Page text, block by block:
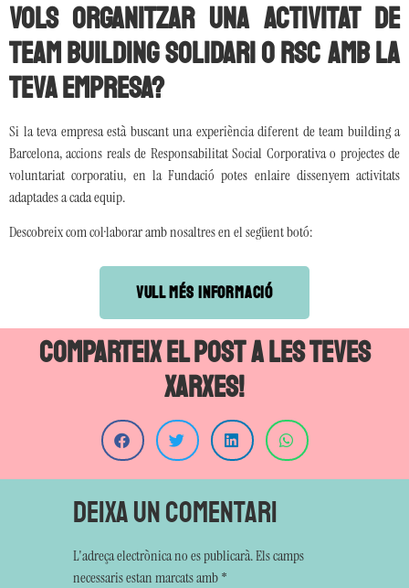
Vols organitzar una activitat de
team building solidari o RSC amb la
teva empresa?
Si la teva empresa està buscant una experiència diferent de team building a
Barcelona, accions reals de Responsabilitat Social Corporativa o projectes de
voluntariat corporatiu, en la Fundació potes enlaire dissenyem activitats
adaptades a cada equip.
Descobreix com col·laborar amb nosaltres en el següent botó:
VULL MÉS INFORMACIÓ
Comparteix el post a les teves
xarxes!
Deixa un comentari
L'adreça electrònica no es publicarà.Els camps
necessaris estan marcats amb*